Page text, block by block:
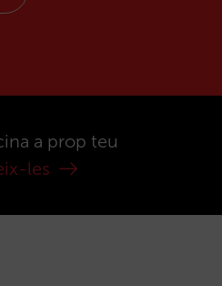
a prop teu
les